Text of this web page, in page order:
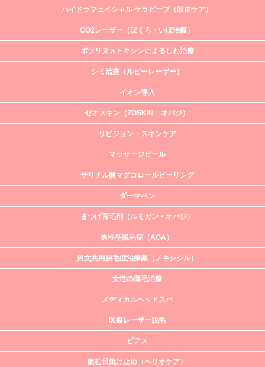
ハイドラフェイシャル ケラビーブ（頭皮ケア）
CO2レーザー（ほくろ・いぼ治療）
ボツリヌストキシンによるしわ治療
シミ治療（ルビーレーザー）
イオン導入
ゼオスキン（ZOSKIN オバジ）
リビジョン・スキンケア
マッサージピール
サリチル酸マグコロールピーリング
ダーマペン
まつげ育毛剤（ルミガン・オバジ）
男性型脱毛症（AGA）
男女共用脱毛症治療薬（ノキシジル）
女性の薄毛治療
メディカルヘッドスパ
医療レーザー脱毛
ピアス
飲む日焼け止め（ヘリオケア）